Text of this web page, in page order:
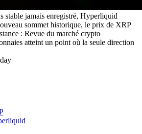
stable jamais enregistré, Hyperliquid
sommet historique, le prix de XRP
: Revue du marché crypto
atteint un point où la seule direction